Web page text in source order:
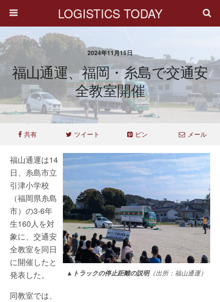
LOGISTICS TODAY
2024年11月15日
福山通運、福岡・糸島で交通安
全教室開催
共有 ツイート ピン メール
▲トラックの停止距離の説明（出所：福山通運）
福山通運は14
日、糸島市立
引津小学校
（福岡県糸島
市）の3-6年
生160人を対
象に、交通安
全教室を同日
に開催したと
発表した。
同教室では、